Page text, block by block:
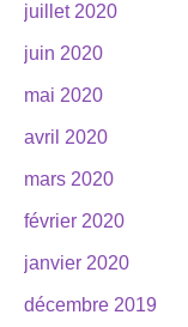
juillet 2020
juin 2020
mai 2020
avril 2020
mars 2020
février 2020
janvier 2020
décembre 2019